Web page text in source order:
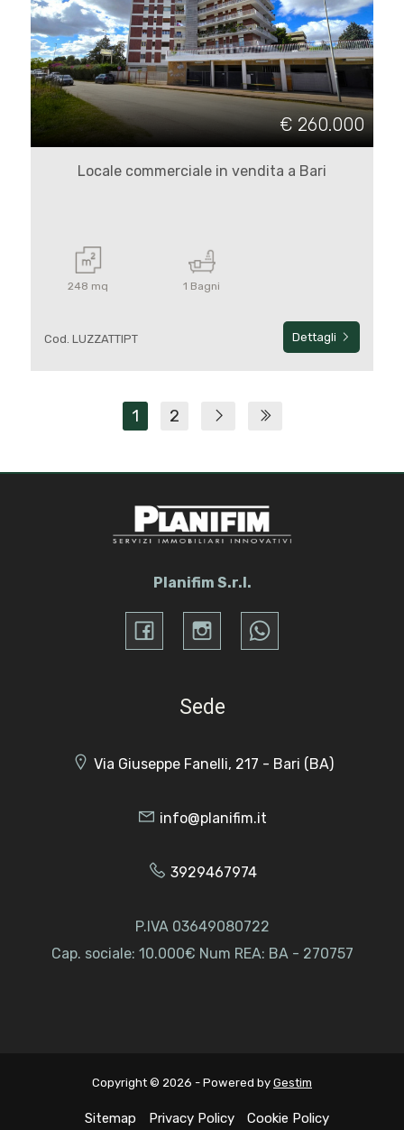
€ 260.000
Locale commerciale in vendita a Bari
248 mq 1 Bagni
Cod. LUZZATTIPT Dettagli
1 2
Planifim S.r.l.
Sede
Via Giuseppe Fanelli, 217 - Bari (BA)
info@planifim.it
3929467974
P.IVA 03649080722
Cap. sociale: 10.000€ Num REA: BA - 270757
Copyright © 2026 - Powered by Gestim
Sitemap Privacy Policy Cookie Policy